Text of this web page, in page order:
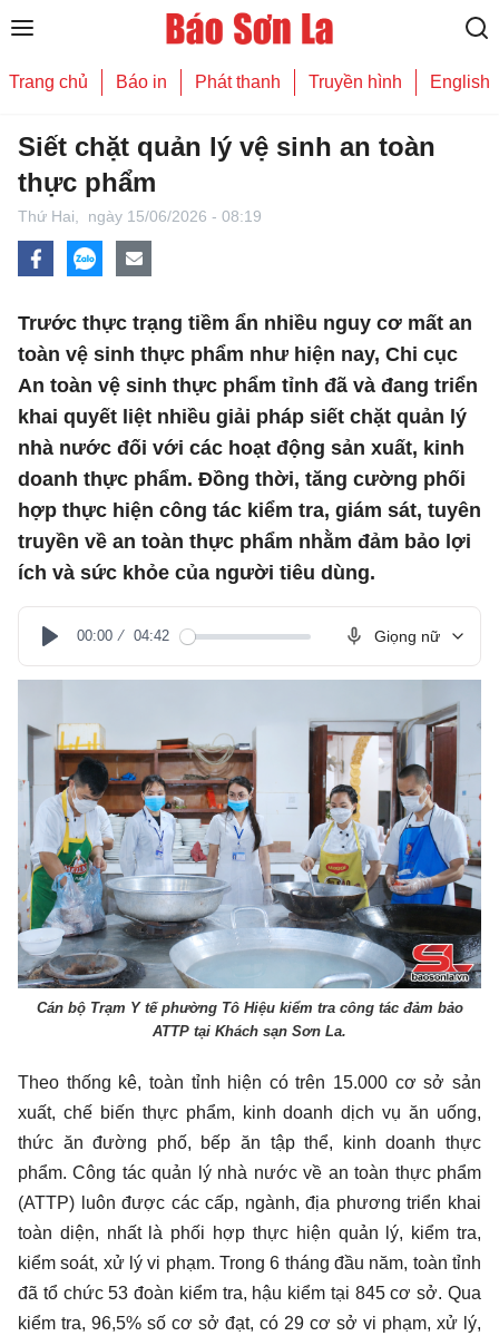
Trang chủ Báo in Phát thanh Truyền hình English
Siết chặt quản lý vệ sinh an toàn
thực phẩm
Thứ Hai, ngày 15/06/2026 - 08:19
Trước thực trạng tiềm ẩn nhiều nguy cơ mất an
toàn vệ sinh thực phẩm như hiện nay, Chi cục
An toàn vệ sinh thực phẩm tỉnh đã và đang triển
khai quyết liệt nhiều giải pháp siết chặt quản lý
nhà nước đối với các hoạt động sản xuất, kinh
doanh thực phẩm. Đồng thời, tăng cường phối
hợp thực hiện công tác kiểm tra, giám sát, tuyên
truyền về an toàn thực phẩm nhằm đảm bảo lợi
ích và sức khỏe của người tiêu dùng.
Play
00:00 04:42 Giọng nữ
Cán bộ Trạm Y tế phường Tô Hiệu kiểm tra công tác đảm bảo
ATTP tại Khách sạn Sơn La.
Theo thống kê, toàn tỉnh hiện có trên 15.000 cơ sở sản
xuất, chế biến thực phẩm, kinh doanh dịch vụ ăn uống,
thức ăn đường phố, bếp ăn tập thể, kinh doanh thực
phẩm. Công tác quản lý nhà nước về an toàn thực phẩm
(ATTP) luôn được các cấp, ngành, địa phương triển khai
toàn diện, nhất là phối hợp thực hiện quản lý, kiểm tra,
kiểm soát, xử lý vi phạm. Trong 6 tháng đầu năm, toàn tỉnh
đã tổ chức 53 đoàn kiểm tra, hậu kiểm tại 845 cơ sở. Qua
kiểm tra, 96,5% số cơ sở đạt, có 29 cơ sở vi phạm, xử lý,